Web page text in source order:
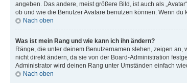
angeben. Das andere, meist größere Bild, ist auch als
ob und wie die Benutzer Avatare benutzen können. Wenn
Nach oben
Was ist mein Rang und wie kann ich ihn ändern?
Ränge, die unter deinem Benutzernamen stehen, zeigen
nicht direkt ändern, da sie von der Board-Administration
Administrator wird deinen Rang unter Umständen einfach
Nach oben